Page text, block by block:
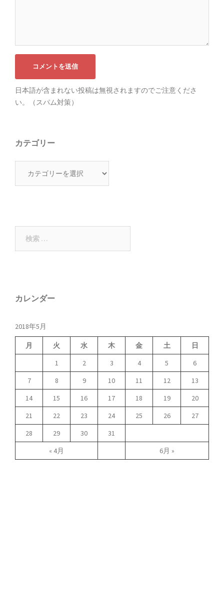
日本語が含まれない投稿は無視されますのでご注意くださ
い。（スパム対策）
カテゴリー
カレンダー
2018年5月
月 火 水 木 金 土 日
« 4月 6月 »
1 2 3 4 5
6
7
8 9 10 11 12
13
14
15 16 17 18 19
20
21
22 23 24 25 26
27
28
29 30 31